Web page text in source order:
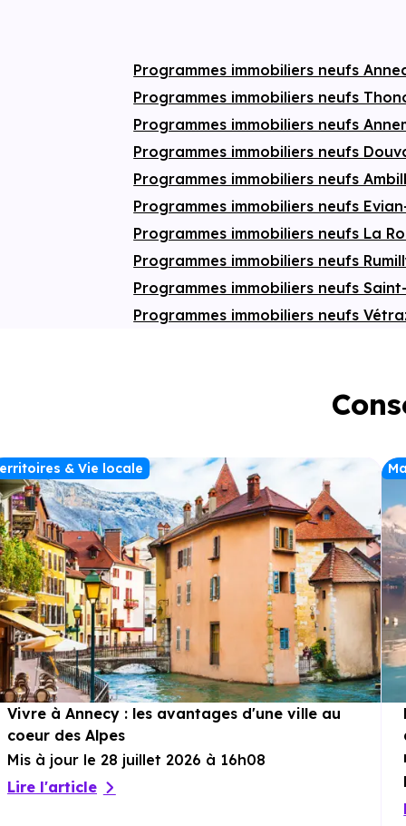
privatifs, avec jusqu’à deux places
quotidienne simplifiée. Un projet idéal pour
s’installer durablement dans un
environnement naturel recherché, aux
Programmes immobiliers neufs
Programmes immobiliers neufs
Programmes immobiliers neufs
Programmes immobiliers neufs
Programmes immobiliers neufs
Programmes immobiliers neufs
Programmes immobiliers neufs La
Programmes immobiliers neufs
Programmes immobiliers neufs
Programmes immobiliers neufs
& Vie locale
Vivre à Annecy : les avantages d'une ville au
coeur des Alpes
Mis à jour le 28 juillet 2026 à 16h08
Lire l'article